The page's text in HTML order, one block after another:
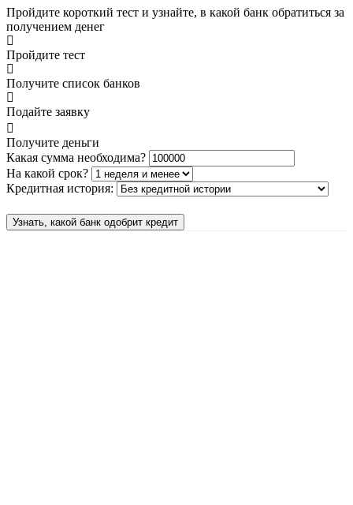
Пройдите короткий тест и узнайте, в какой банк обратиться за
получением денег
Пройдите тест
Получите список банков
Подайте заявку
Получите деньги
Какая сумма необходима?
На какой срок?
Кредитная история:
Узнать, какой банк одобрит кредит